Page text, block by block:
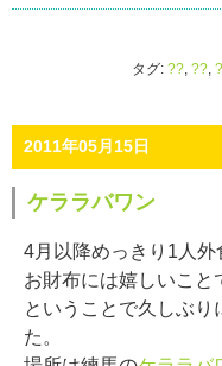
タグ: ??, ??,
2011年05月15日
ケララバワン
4月以降めっきり1人
お財布には嬉しいこ
ということで久しぶ
た。